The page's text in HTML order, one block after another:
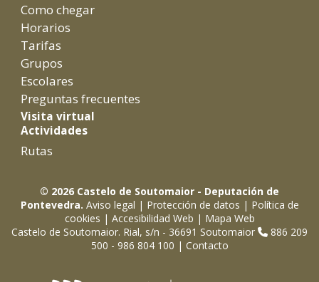
Como chegar
Horarios
Tarifas
Grupos
Escolares
Preguntas frecuentes
Visita virtual
Actividades
Rutas
© 2026 Castelo de Soutomaior - Deputación de
Pontevedra. Aviso legal | Protección de datos | Política de
cookies | Accesibilidad Web | Mapa Web
Castelo de Soutomaior. Rial, s/n - 36691 Soutomaior
886 209
500 - 986 804 100 | Contacto